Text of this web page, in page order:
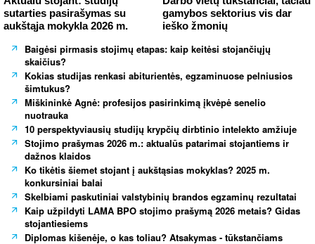
sutarties pasirašymas su
aukštąja mokykla 2026 m.
gamybos sektorius vis dar
ieško žmonių
Baigėsi pirmasis stojimų etapas: kaip keitėsi stojančiųjų
skaičius?
Kokias studijas renkasi abiturientės, egzaminuose pelniusios
šimtukus?
Miškininkė Agnė: profesijos pasirinkimą įkvėpė senelio
nuotrauka
10 perspektyviausių studijų krypčių dirbtinio intelekto amžiuje
Stojimo prašymas 2026 m.: aktualūs patarimai stojantiems ir
dažnos klaidos
Ko tikėtis šiemet stojant į aukštąsias mokyklas? 2025 m.
konkursiniai balai
Skelbiami paskutiniai valstybinių brandos egzaminų rezultatai
Kaip užpildyti LAMA BPO stojimo prašymą 2026 metais? Gidas
stojantiesiems
Diplomas kišenėje, o kas toliau? Atsakymas - tūkstančiams